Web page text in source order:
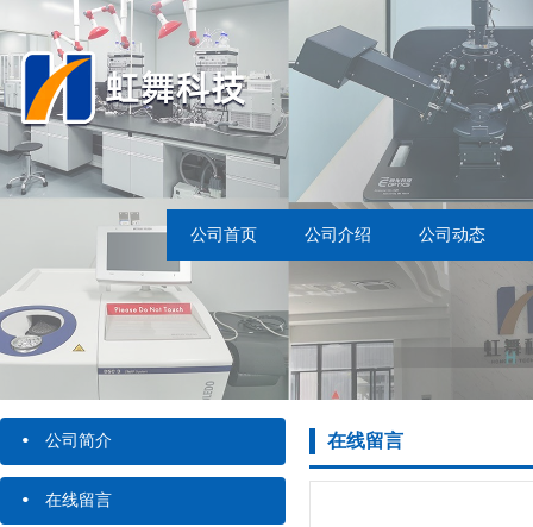
公司首页 公司介绍 公司动态
· 公司简介
· 在线留言
在线留言